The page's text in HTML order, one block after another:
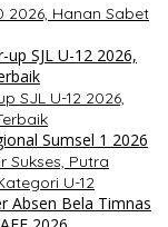
2026, Hanan Sabet
SJL U-12 2026,
Sukses, Putra
U-12